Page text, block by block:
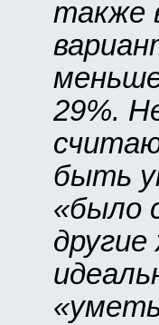
также
29%.
быть
«было